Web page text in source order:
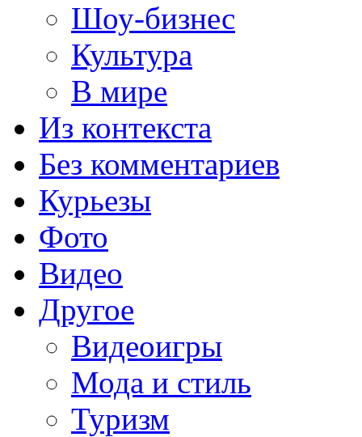
Шоу-бизнес
Культура
В мире
Из контекста
Без комментариев
Курьезы
Фото
Видео
Другое
Видеоигры
Мода и стиль
Туризм